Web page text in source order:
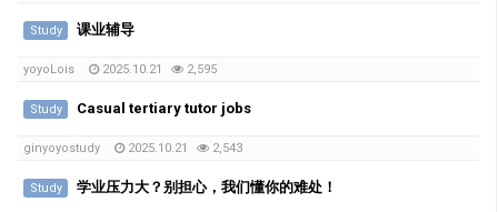
Study 课业辅导
yoyoLois 2025.10.21 2,595
Study Casual tertiary tutor jobs
ginyoyostudy 2025.10.21 2,543
Study 学业压力大？别担心，我们懂你的难处！